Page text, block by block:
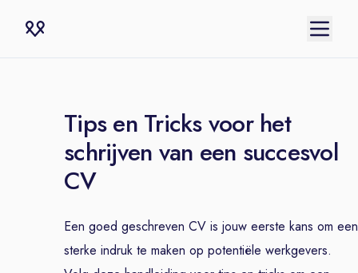
Tips en Tricks voor het
schrijven van een succesvol
CV
Een goed geschreven CV is jouw eerste kans om een
sterke indruk te maken op potentiële werkgevers.